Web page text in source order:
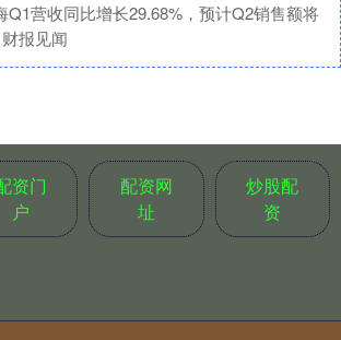
Q1营收同比增长29.68%，预计Q2销售额将
报见闻
资门
户
配资网
址
炒股配
资